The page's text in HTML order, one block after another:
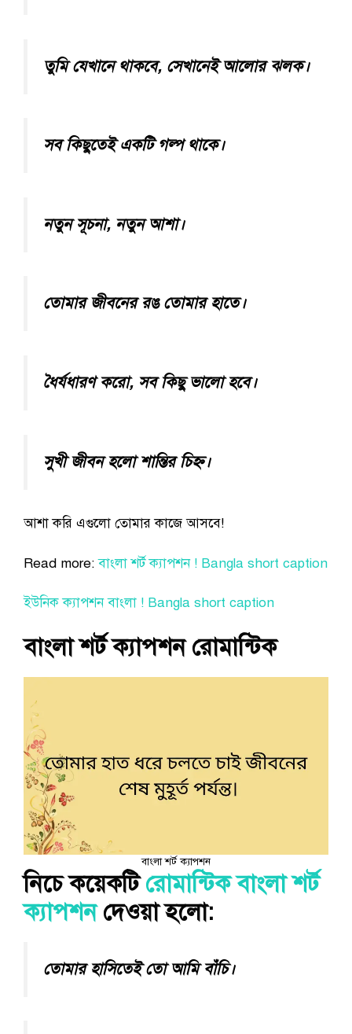
তুমি যেখানে থাকবে, সেখানেই আলোর ঝলক।
সব কিছুতেই একটি গল্প থাকে।
নতুন সূচনা, নতুন আশা।
তোমার জীবনের রঙ তোমার হাতে।
ধৈর্যধারণ করো, সব কিছু ভালো হবে।
সুখী জীবন হলো শান্তির চিহ্ন।
আশা করি এগুলো তোমার কাজে আসবে!
Read more:বাংলা শর্ট ক্যাপশন ! Bangla short caption
ইউনিক ক্যাপশন বাংলা ! Bangla short caption
বাংলা শর্ট ক্যাপশন রোমান্টিক
বাংলা শর্ট ক্যাপশন
নিচে কয়েকটিরোমান্টিক বাংলা শর্ট
ক্যাপশনদেওয়া হলো:
তোমার হাসিতেই তো আমি বাঁচি।